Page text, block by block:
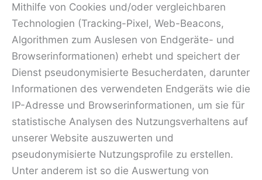
Mithilfe von Cookies und/oder vergleichbaren
Technologien (Tracking-Pixel, Web-Beacons,
Algorithmen zum Auslesen von Endgeräte- und
Browserinformationen) erhebt und speichert der
Dienst pseudonymisierte Besucherdaten, darunter
Informationen des verwendeten Endgeräts wie die
IP-Adresse und Browserinformationen, um sie für
statistische Analysen des Nutzungsverhaltens auf
unserer Website auszuwerten und
pseudonymisierte Nutzungsprofile zu erstellen.
Unter anderem ist so die Auswertung von